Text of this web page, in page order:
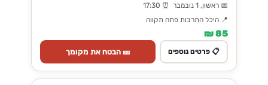
📅 ראשון, 1 נובמבר ⏰ 17:30
📍 היכל התרבות פתח תקווה
85 ₪
📋 פרטים נוספים 🎫 הבטח את מקומך